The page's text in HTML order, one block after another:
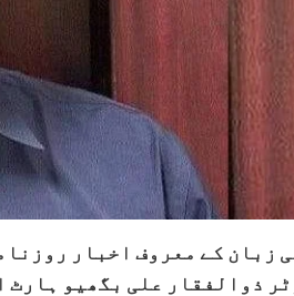
زبان کے معروف اخبار
ذوالفقار علی بگھیو ہارٹ